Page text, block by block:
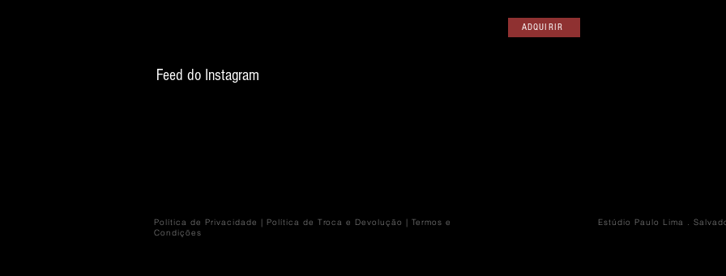
ADQUIRIR
Feed do Instagram
Política de Privacidade | Política de Troca e Devolução | Termos e
Condições
Estúdio Paulo Lima .